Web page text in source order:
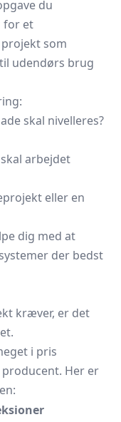
du
for et
som
udendørs brug
skal nivelleres?
arbejdet
eller en
dig med at
der bedst
kræver, er det
i pris
Her er